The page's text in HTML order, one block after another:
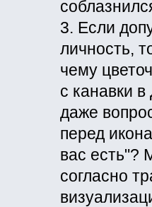
3. Если
личность,
чему
с канавки
даже
перед
вас есть"?
согласно